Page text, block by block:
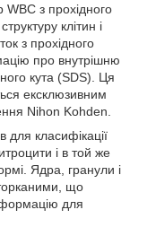
з прохідного
клітин і
з прохідного
про внутрішню
кута (SDS). Ця
ексклюзивним
Nihon Kohden.
класифікації
і в той же
Ядра, гранули і
що
для